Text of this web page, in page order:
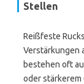
Stellen
Reißfeste
Verstärkungen
bestehen oft
oder stärkerem